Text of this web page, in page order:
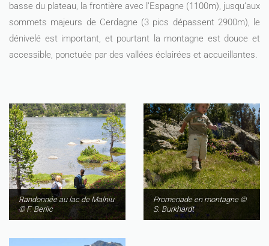
basse du plateau, la frontière avec l’Espagne (1100m), jusqu’aux
sommets majeurs de Cerdagne (3 pics dépassent 2900m), le
dénivelé est important, et pourtant la montagne est douce et
accessible, ponctuée par des vallées éclairées et accueillantes.
Randonnée au lac de Malniu
© F. Berlic
Promenade en montagne ©
S. Burkhardt